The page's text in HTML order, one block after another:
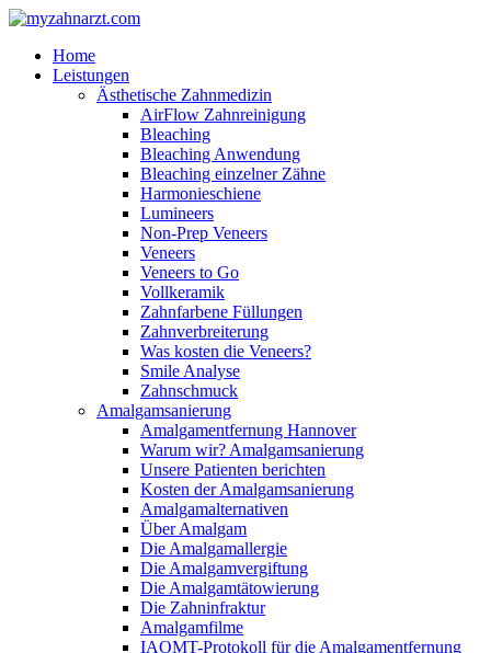
Home
Leistungen
Ästhetische Zahnmedizin
AirFlow Zahnreinigung
Bleaching
Bleaching Anwendung
Bleaching einzelner Zähne
Harmonieschiene
Lumineers
Non-Prep Veneers
Veneers
Veneers to Go
Vollkeramik
Zahnfarbene Füllungen
Zahnverbreiterung
Was kosten die Veneers?
Smile Analyse
Zahnschmuck
Amalgamsanierung
Amalgamentfernung Hannover
Warum wir? Amalgamsanierung
Unsere Patienten berichten
Kosten der Amalgamsanierung
Amalgamalternativen
Über Amalgam
Die Amalgamallergie
Die Amalgamvergiftung
Die Amalgamtätowierung
Die Zahninfraktur
Amalgamfilme
IAOMT-Protokoll für die Amalgamentfernung